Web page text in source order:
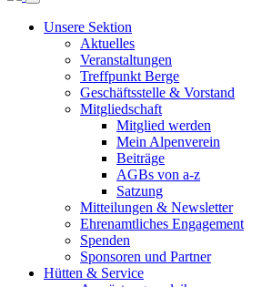
Unsere Sektion
Aktuelles
Veranstaltungen
Treffpunkt Berge
Geschäftsstelle & Vorstand
Mitgliedschaft
Mitglied werden
Mein Alpenverein
Beiträge
AGBs von a-z
Satzung
Mitteilungen & Newsletter
Ehrenamtliches Engagement
Spenden
Sponsoren und Partner
Hütten & Service